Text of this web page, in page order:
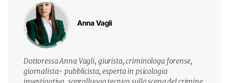
Anna Vagli
Dottoressa Anna Vagli, giurista, criminologa forense,
giornalista- pubblicista, esperta in psicologia